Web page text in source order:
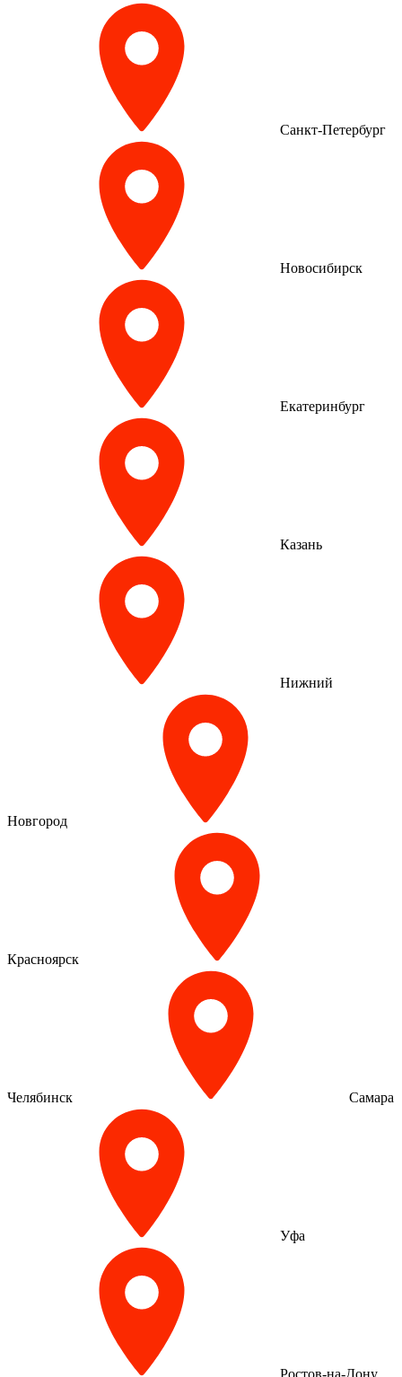
Санкт-Петербург
Новосибирск
Екатеринбург
Казань
Нижний
Новгород
Красноярск
Челябинск Самара
Уфа
Ростов-на-Дону